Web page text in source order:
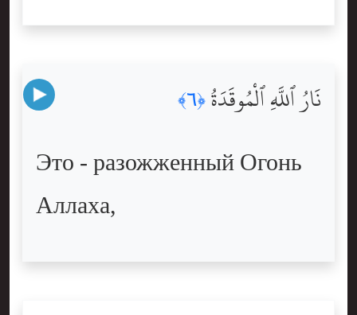
نَارُ ٱللَّهِ ٱلْمُوقَدَةُ ﴿٦﴾
Это - разожженный Огонь
Аллаха,